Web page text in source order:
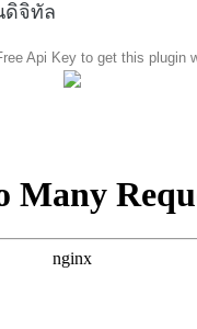
ดิจิทัล
Api Key to get this plugin